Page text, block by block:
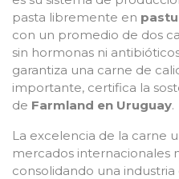
pasta libremente en
con un promedio de dos
sin hormonas ni
garantiza una carne de
importante, certifica la
de Farmland en Uruguay.
La excelencia de la carne
mercados internacionales
consolidando una